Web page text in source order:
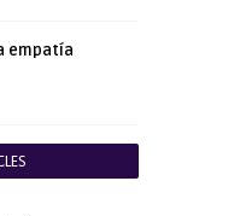
empatía